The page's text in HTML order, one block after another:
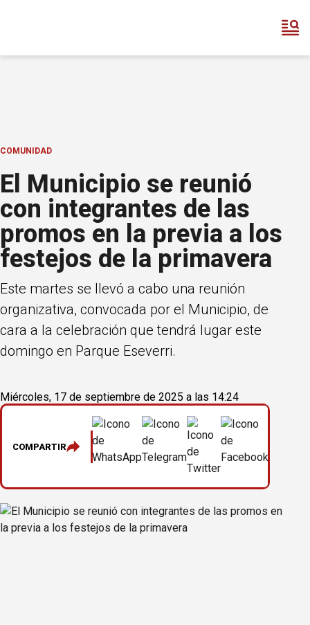
COMUNIDAD
El Municipio se reunió
con integrantes de las
promos en la previa a los
festejos de la primavera
Este martes se llevó a cabo una reunión
organizativa, convocada por el Municipio, de
cara a la celebración que tendrá lugar este
domingo en Parque Eseverri.
Miércoles, 17 de septiembre de 2025 a las 14:24
COMPARTIR